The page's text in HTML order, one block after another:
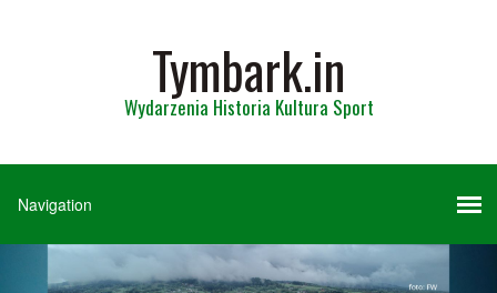
Tymbark.in
Wydarzenia Historia Kultura Sport